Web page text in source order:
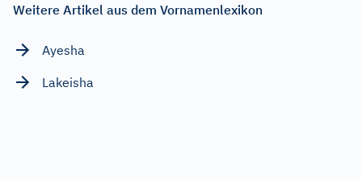
Weitere Artikel aus dem Vornamenlexikon
Ayesha
Lakeisha